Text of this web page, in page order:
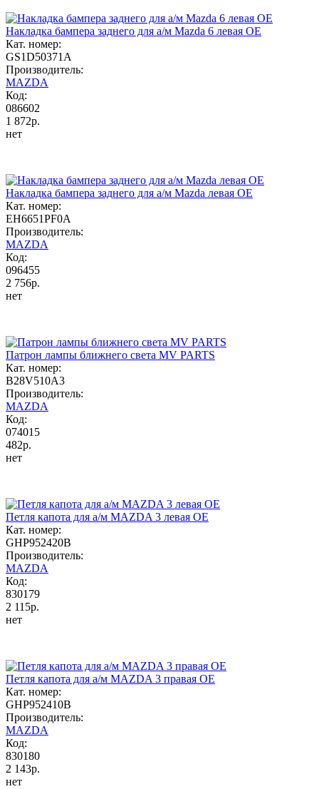
Накладка бампера заднего для а/м Mazda 6 левая OE
Кат. номер:
GS1D50371A
Производитель:
MAZDA
Код:
086602
1 872р.
нет
Накладка бампера заднего для а/м Mazda левая OE
Кат. номер:
EH6651PF0A
Производитель:
MAZDA
Код:
096455
2 756р.
нет
Патрон лампы ближнего света MV PARTS
Кат. номер:
B28V510A3
Производитель:
MAZDA
Код:
074015
482р.
нет
Петля капота для а/м MAZDA 3 левая ОЕ
Кат. номер:
GHP952420B
Производитель:
MAZDA
Код:
830179
2 115р.
нет
Петля капота для а/м MAZDA 3 правая ОЕ
Кат. номер:
GHP952410B
Производитель:
MAZDA
Код:
830180
2 143р.
нет